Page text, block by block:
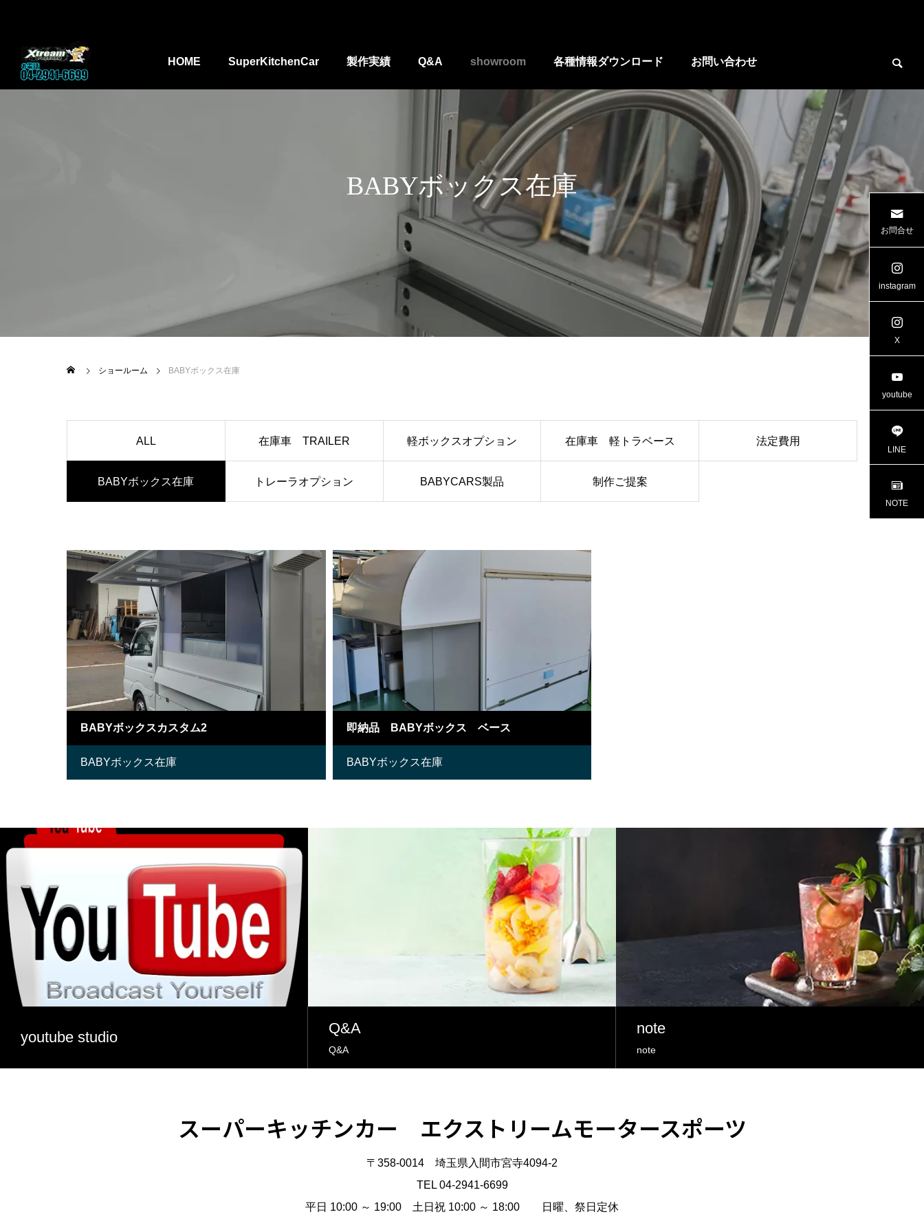
HOME SuperKitchenCar 製作実績 Q&A showroom 各種情報ダウンロード お問い合わせ
埼玉県居酒屋さんトレーラー 埼玉県 おにぎり屋さんトレーラー
project進行中
広島県 ワイド リヤゲート
project進行中 project進

BABYボックス在庫
ショールーム BABYボックス在庫
ALL 在庫車 TRAILER 軽ボックスオプション 在庫車 軽トラベース 法定費用
BABYボックス在庫 トレーラオプション BABYCARS製品 制作ご提案
BABYボックスカスタム2
BABYボックス在庫
即納品 BABYボックス ベース
BABYボックス在庫
youtube studio
Q&A
Q&A
note
note
スーパーキッチンカー エクストリームモータースポーツ
〒358-0014 埼玉県入間市宮寺4094-2
TEL 04-2941-6699
平日 10:00 ～ 19:00 土日祝 10:00 ～ 18:00 日曜、祭日定休
お問合せ
instagram
X
youtube
LINE
NOTE